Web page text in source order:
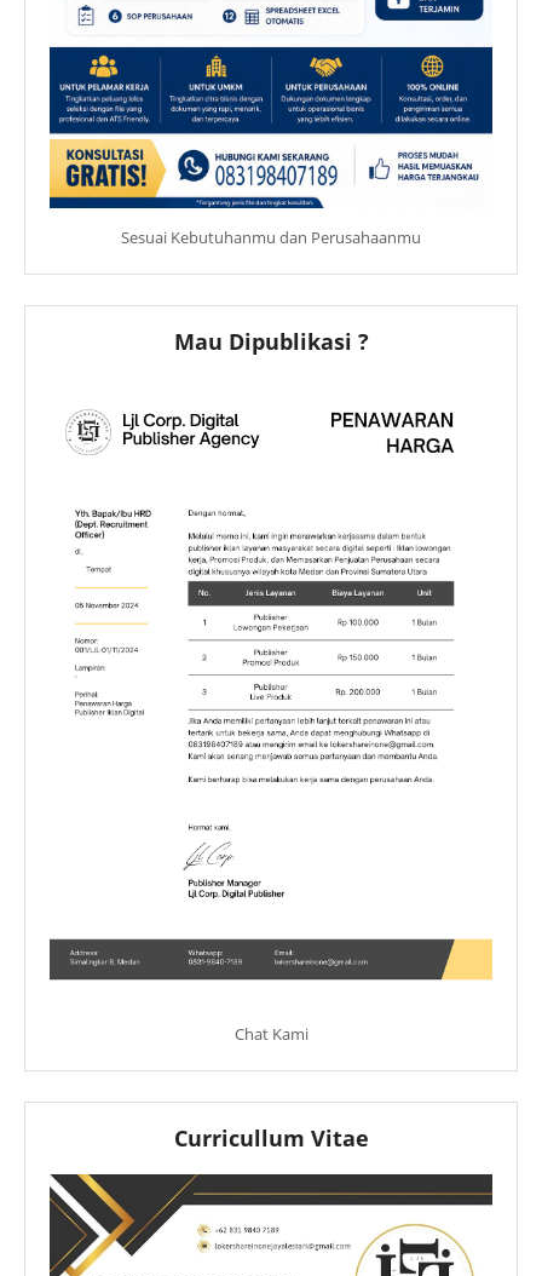
Sesuai Kebutuhanmu dan Perusahaanmu
Mau Dipublikasi ?
Chat Kami
Curricullum Vitae